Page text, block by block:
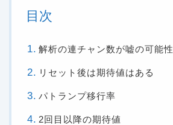
目次
解析の連チャン数が嘘の可能性
リセット後は期待値はある
パトランプ移行率
2回目以降の期待値